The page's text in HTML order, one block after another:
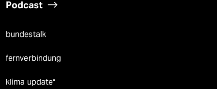
Podcast
bundestalk
fernverbindung
klima update°